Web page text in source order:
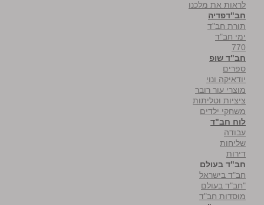
לראות את מלכנו
חב"דפדיה
תורת חב"ד
ימי חב"ד
770
חב"ד שופ
ספרים
יודאיקה ונוי
מוצרי עור רובר
ציציות וטליתות
משחקי ילדים
לוח חב"ד
עבודה
שליחות
דירות
חב"ד בעולם
חב"ד בישראל
"חב"ד בעולם
מוסדות חב"ד